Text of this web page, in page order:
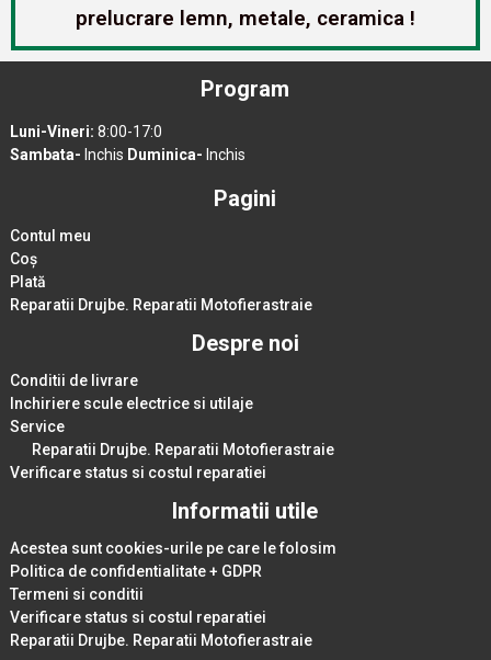
prelucrare lemn, metale, ceramica !
Program
Luni-Vineri: 8:00-17:0
Sambata- Inchis Duminica- Inchis
Pagini
Contul meu
Coș
Plată
Reparatii Drujbe. Reparatii Motofierastraie
Despre noi
Conditii de livrare
Inchiriere scule electrice si utilaje
Service
Reparatii Drujbe. Reparatii Motofierastraie
Verificare status si costul reparatiei
Informatii utile
Acestea sunt cookies-urile pe care le folosim
Politica de confidentialitate + GDPR
Termeni si conditii
Verificare status si costul reparatiei
Reparatii Drujbe. Reparatii Motofierastraie